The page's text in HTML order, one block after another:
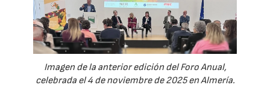
Imagen de la anterior edición del Foro Anual,
celebrada el 4 de noviembre de 2025 en Almería.